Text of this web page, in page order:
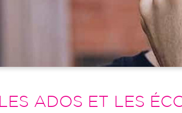
LES ADOS ET LES